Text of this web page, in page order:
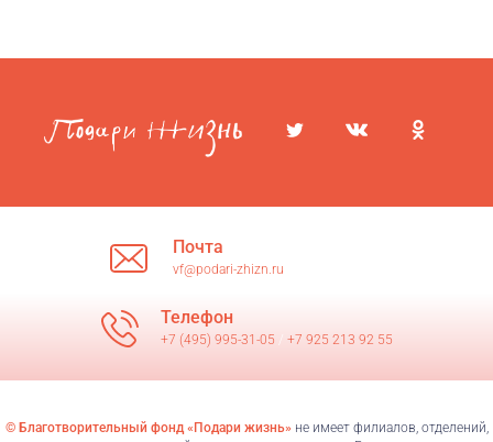
Почта
vf@podari-zhizn.ru
Телефон
+7 (495) 995-31-05 +7 925 213 92 55
© Благотворительный фонд «Подари жизнь»не имеет филиалов, отделений,